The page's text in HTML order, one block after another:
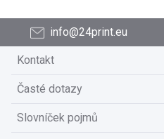
info@24print.eu
Kontakt
Časté dotazy
Slovníček pojmů